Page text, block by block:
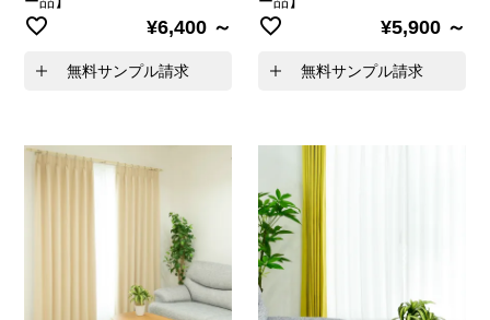
¥6,400
無料サンプル請求
¥5,900
無料サンプル請求